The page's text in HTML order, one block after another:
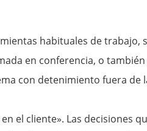
habituales de trabajo,
en conferencia, o
con detenimiento fuera de
el cliente». Las decisiones